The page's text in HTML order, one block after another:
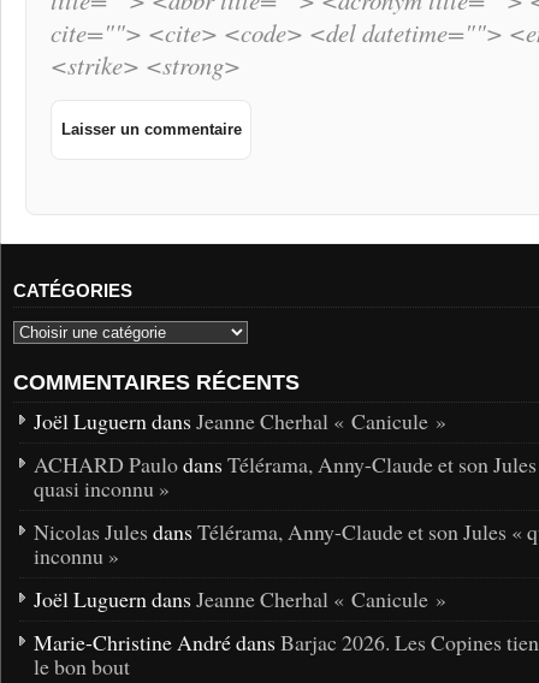
cite=""> <cite> <code> <del datetime="">
<strike> <strong>
CATÉGORIES
COMMENTAIRES RÉCENTS
Joël Luguern dans Jeanne Cherhal « Canicule »
ACHARD Paulodans Télérama, Anny-Claude et son
quasi inconnu »
Nicolas Jules dans Télérama, Anny-Claude et son Jules «
inconnu »
Joël Luguern dans Jeanne Cherhal « Canicule »
Marie-Christine André dans Barjac 2026. Les Copines
le bon bout